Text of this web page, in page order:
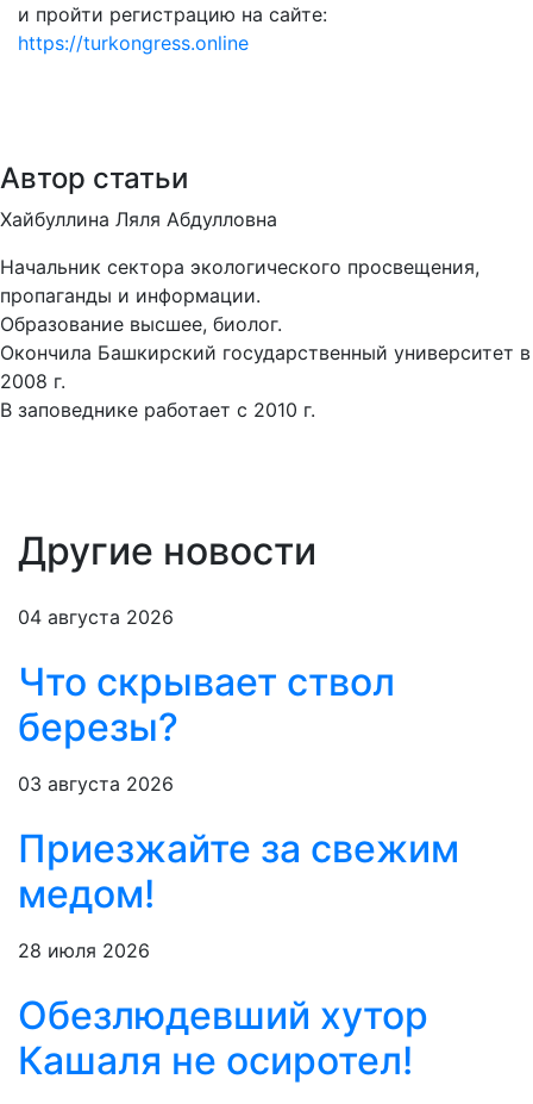
и пройти регистрацию на сайте:
https://turkongress.online
Автор статьи
Хайбуллина Ляля Абдулловна
Начальник сектора экологического просвещения,
пропаганды и информации.
Образование высшее, биолог.
Окончила Башкирский государственный университет в
2008 г.
В заповеднике работает с 2010 г.
Другие новости
04 августа 2026
Что скрывает ствол
березы?
03 августа 2026
Приезжайте за свежим
медом!
28 июля 2026
Обезлюдевший хутор
Кашаля не осиротел!